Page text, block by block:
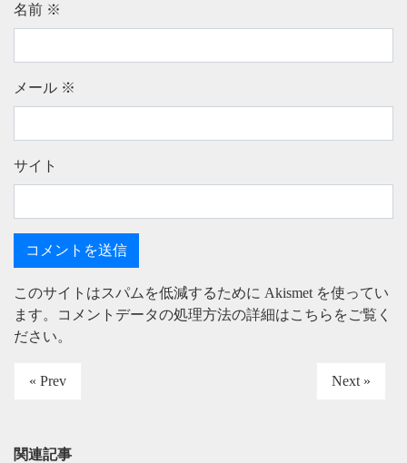
名前 ※
メール ※
サイト
このサイトはスパムを低減するために Akismet を使ってい
ます。
コメントデータの処理方法の詳細はこちらをご覧く
ださい。
« Prev Next »
関連記事